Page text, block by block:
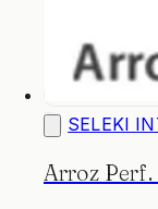
SELEKI
Arroz